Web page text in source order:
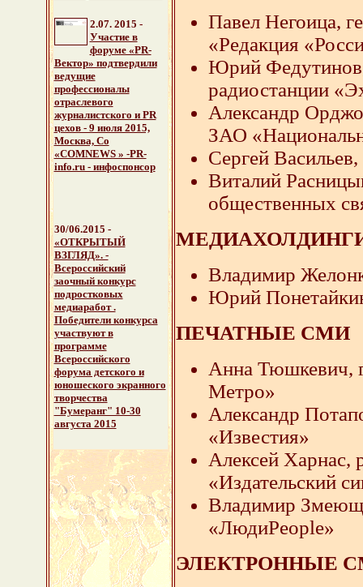
2.07. 2015 -
Участие в
форуме «PR-
Вектор» подтвердили
ведущие
профессионалы
отраслевого
журналистского и PR
цехов - 9 июля 2015,
Москва, Со
«COMNEWS » -PR-
info.ru - инфоспонсор
30/06.2015 -
«ОТКРЫТЫЙ
ВЗГЛЯД». -
Всероссийский
заочный конкурс
подростковых
медиаработ .
Победители конкурса
участвуют в
программе
Всероссийского
форума детского и
юношеского экранного
творчества
"Бумеранг" 10-30
августа 2015
Павел Негоица,
«Редакция
Юрий Федутинов,
радиостанции
Александр
ЗАО
Сергей
Виталий
общественных
Владимир
Юрий
ПЕЧАТНЫЕ СМИ
Анна Тюшкевич,
Метро»
Александр
«Известия»
Алексей Харнас,
«Издательский
Владимир
«ЛюдиPeople»
ЭЛЕКТРОННЫЕ